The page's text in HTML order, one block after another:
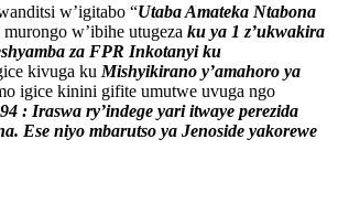
w’igitabo “Utaba Amateka Ntabona
w’ibihe utugeza ku ya 1 z’ukwakira
za FPR Inkotanyi ku
kivuga ku Mishyikirano y’amahoro ya
igice kinini gifite umutwe uvuga ngo
: Iraswa ry’indege yari itwaye perezida
Ese niyo mbarutso ya Jenoside yakorewe